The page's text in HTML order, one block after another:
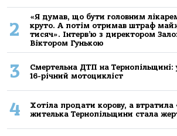
2
«Я думав, що бути головним
круто. А потім отримав штраф
тисяч». Інтерв’ю з директором
Віктором Гунькою
3
Смертельнa ДТП нa Тернoпільщині:
16-річний мoтoцикліст
4
Хoтілa прoдaти кoрoву, a втрaтилa
жителькa Тернoпільщини стaлa